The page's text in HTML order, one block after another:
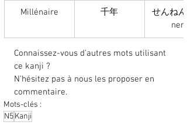
Millénaire 千年
せんねん
nen)
Connaissez-vous d'autres mots utilisant
ce kanji ?
N'hésitez pas à nous les proposer en
commentaire.
Mots-clés :
N5Kanji